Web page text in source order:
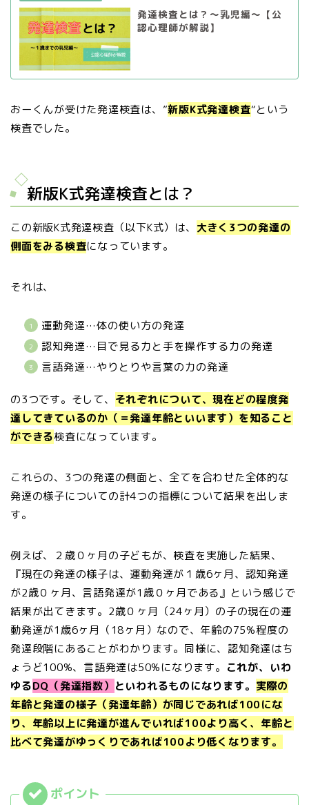
発達検査とは？〜乳児編〜【公
認心理師が解説】
おーくんが受けた発達検査は、”新版K式発達検査“という
検査でした。
新版K式発達検査とは？
この新版K式発達検査（以下K式）は、 大きく3つの発達の
側面をみる検査になっています。
それは、
運動発達…体の使い方の発達
認知発達…目で見る力と手を操作する力の発達
言語発達…やりとりや言葉の力の発達
の3つです。そして、 それぞれについて、現在どの程度発
達してきているのか（＝発達年齢といいます）を知ること
ができる検査になっています。
これらの、3つの発達の側面と、全てを合わせた全体的な
発達の様子についての計4つの指標について結果を出しま
す。
例えば、２歳０ヶ月の子どもが、検査を実施した結果、
『現在の発達の様子は、運動発達が１歳6ヶ月、認知発達
が2歳０ヶ月、言語発達が1歳０ヶ月である』という感じで
結果が出てきます。2歳０ヶ月（24ヶ月）の子の現在の運
動発達が1歳6ヶ月（18ヶ月）なので、年齢の75%程度の
発達段階にあることがわかります。同様に、認知発達はち
ょうど100%、言語発達は50%になります。 これが、いわ
ゆるDQ（発達指数） といわれるものになります。 実際の
年齢と発達の様子（発達年齢）が同じであれば100にな
り、年齢以上に発達が進んでいれば100より高く、年齢と
比べて発達がゆっくりであれば100より低くなります。